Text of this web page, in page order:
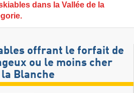
dans la Vallée de la
offrant le forfait de
ou le moins cher
Blanche